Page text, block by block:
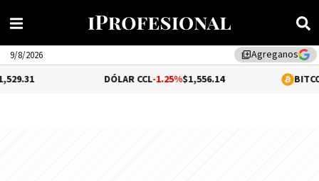
library_addAgreganos
9/8/2026
-1.25%$1,556.14 0.05%